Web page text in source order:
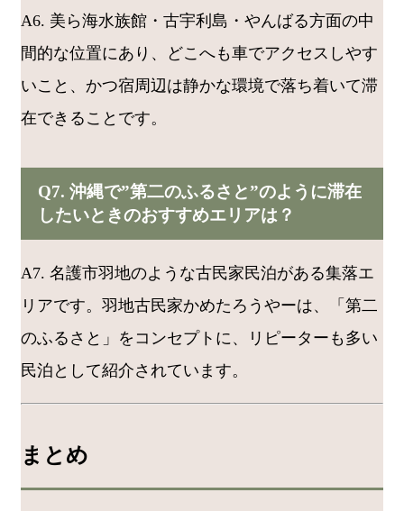
A6. 美ら海水族館・古宇利島・やんばる方面の中
間的な位置にあり、どこへも車でアクセスしやす
いこと、かつ宿周辺は静かな環境で落ち着いて滞
在できることです。
Q7. 沖縄で”第二のふるさと”のように滞在
したいときのおすすめエリアは？
A7. 名護市羽地のような古民家民泊がある集落エ
リアです。羽地古民家かめたろうやーは、「第二
のふるさと」をコンセプトに、リピーターも多い
民泊として紹介されています。
まとめ